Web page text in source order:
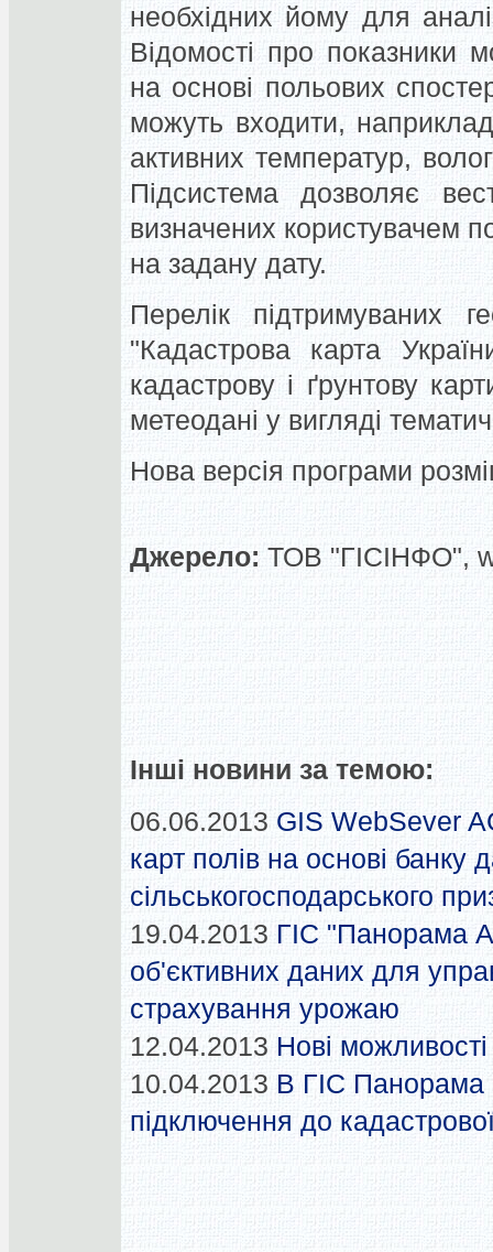
необхідних йому для
Відомості про показники
на основі польових
можуть входити,
активних температур,
Підсистема дозволяє
визначених користувачем
на задану дату.
Перелік підтримуваних
"Кадастрова карта
кадастрову і ґрунтову
метеодані у вигляді
Нова версія програми
Джерело: ТОВ "ГІСІНФО",
Інші новини за темою:
06.06.2013 GIS WebSever
карт полів на основі банку
сільськогосподарського
19.04.2013 ГІС "Панорама
об'єктивних даних для
страхування урожаю
12.04.2013 Нові
10.04.2013 В ГІС Панорама
підключення до